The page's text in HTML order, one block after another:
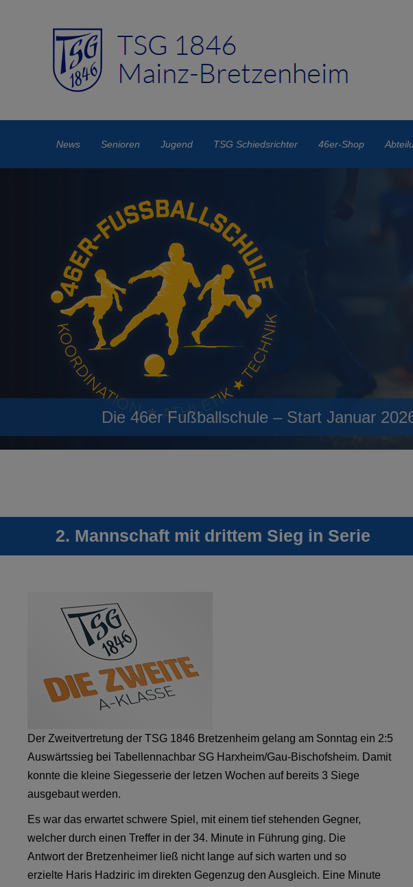
News Senioren Jugend TSG Schiedsrichter 46er-Shop
Die 46er Fußballschule – Start Januar
2. Mannschaft mit drittem Sieg in Serie
Der Zweitvertretung der TSG 1846 Bretzenheim gelang am Sonntag ein 2:5
Auswärtssieg bei Tabellennachbar SG Harxheim/Gau-Bischofsheim. Damit
konnte die kleine Siegesserie der letzen Wochen auf bereits 3 Siege
ausgebaut werden.
Es war das erwartet schwere Spiel, mit einem tief stehenden Gegner,
welcher durch einen Treffer in der 34. Minute in Führung ging. Die
Antwort der Bretzenheimer ließ nicht lange auf sich warten und so
erzielte Haris Hadziric im direkten Gegenzug den Ausgleich. Eine Minute